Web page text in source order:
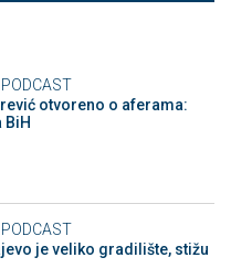
otvoreno o aferama:
BiH
je veliko gradilište, stižu